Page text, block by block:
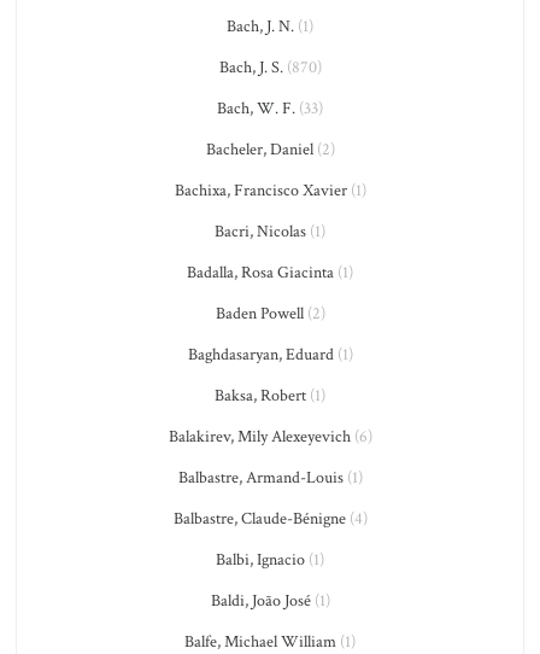
Bach, J. N. (1)
Bach, J. S.(870)
Bach, W. F. (33)
Bacheler, Daniel(2)
Bachixa, Francisco Xavier(1)
Bacri, Nicolas (1)
Badalla, Rosa Giacinta (1)
Baden Powell(2)
Baghdasaryan, Eduard(1)
Baksa, Robert (1)
Balakirev, Mily Alexeyevich(6)
Balbastre, Armand-Louis(1)
Balbastre, Claude-Bénigne(4)
Balbi, Ignacio (1)
Baldi, João José(1)
Balfe, Michael William (1)